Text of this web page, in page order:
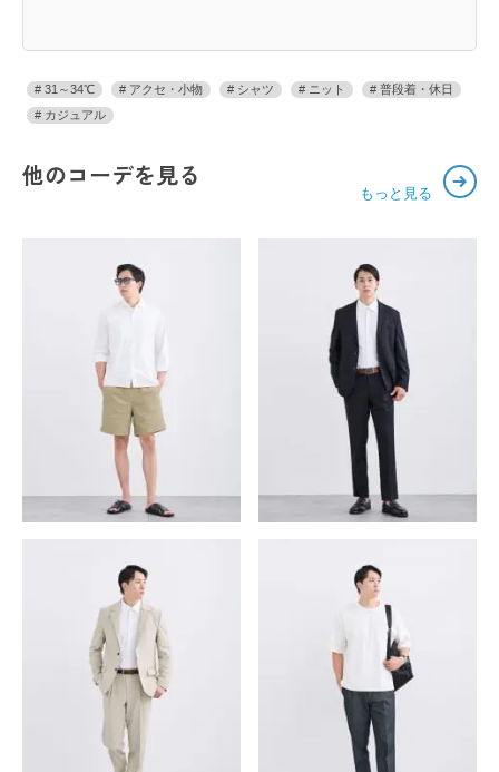
31～34℃ アクセ・小物 シャツ ニット
普段着・休日
カジュアル
他のコーデを見る
もっと見る